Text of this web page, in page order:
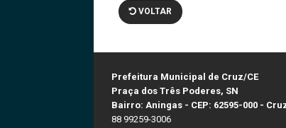
VOLTAR
Prefeitura Municipal de Cruz/CE
Praça dos Três Poderes, SN
Bairro: Aningas - CEP: 62595-000 -
88 99259-3006